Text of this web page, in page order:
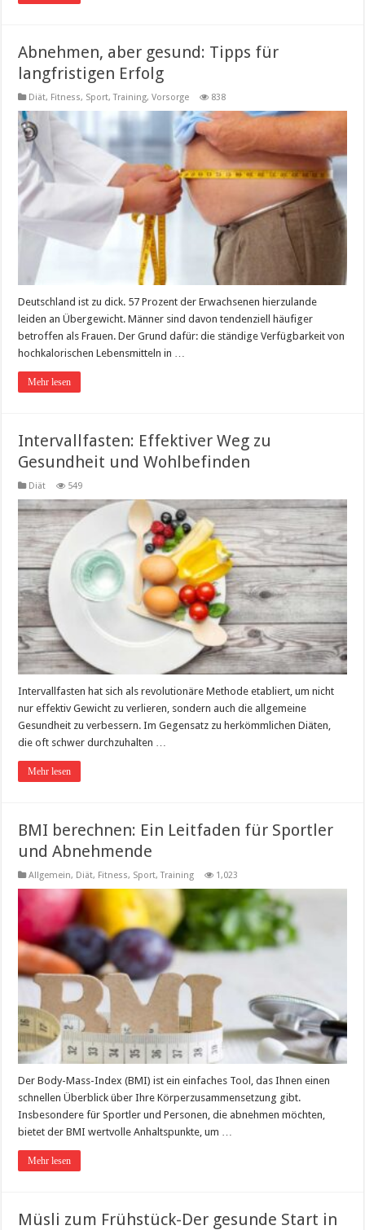
Abnehmen, aber gesund: Tipps für
langfristigen Erfolg
Diät, Fitness, Sport, Training,Vorsorge 838
Deutschland ist zu dick. 57 Prozent der Erwachsenen hierzulande
leiden an Übergewicht. Männer sind davon tendenziell häufiger
betroffen als Frauen. Der Grund dafür: die ständige Verfügbarkeit von
hochkalorischen Lebensmitteln in …
Mehr lesen
Intervallfasten: Effektiver Weg zu
Gesundheit und Wohlbefinden
Diät 549
Intervallfasten hat sich als revolutionäre Methode etabliert, um nicht
nur effektiv Gewicht zu verlieren, sondern auch die allgemeine
Gesundheit zu verbessern. Im Gegensatz zu herkömmlichen Diäten,
die oft schwer durchzuhalten …
Mehr lesen
BMI berechnen: Ein Leitfaden für Sportler
und Abnehmende
Allgemein, Diät, Fitness, Sport, Training 1,023
Der Body-Mass-Index (BMI) ist ein einfaches Tool, das Ihnen einen
schnellen Überblick über Ihre Körperzusammensetzung gibt.
Insbesondere für Sportler und Personen, die abnehmen möchten,
bietet der BMI wertvolle Anhaltspunkte, um …
Mehr lesen
Müsli zum Frühstück-Der gesunde Start in